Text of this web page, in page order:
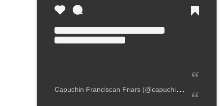
C
apuchin Franciscan Friars (@capuchinswest) által megosztott bejegyzés